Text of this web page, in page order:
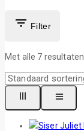
Filter
Met alle 7 resultaten